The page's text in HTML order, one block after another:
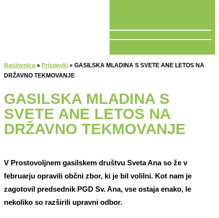
Naslovnica » Prispevki » GASILSKA MLADINA S SVETE ANE LETOS NA
DRŽAVNO TEKMOVANJE
GASILSKA MLADINA S
SVETE ANE LETOS NA
DRŽAVNO TEKMOVANJE
V Prostovoljnem gasilskem društvu Sveta Ana so že v
februarju opravili občni zbor, ki je bil volilni. Kot nam je
zagotovil predsednik PGD Sv. Ana, vse ostaja enako, le
nekoliko so razširili upravni odbor.